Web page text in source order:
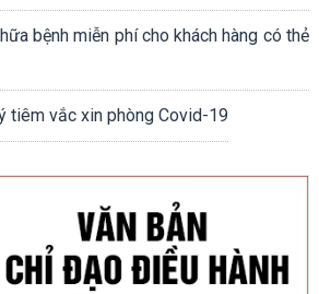
bệnh miễn phí cho khách hàng có thẻ
tiêm vắc xin phòng Covid-19